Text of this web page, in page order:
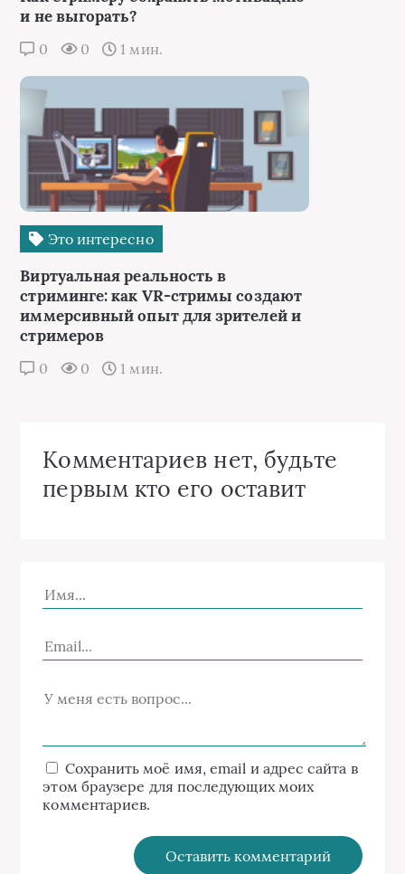
и не выгорать?
0 0 1 мин.
Это интересно
Виртуальная реальность в
стриминге: как VR-стримы создают
иммерсивный опыт для зрителей и
стримеров
0 0 1 мин.
Комментариев нет, будьте
первым кто его оставит
Сохранить моё имя, email и адрес сайта в
этом браузере для последующих моих
комментариев.